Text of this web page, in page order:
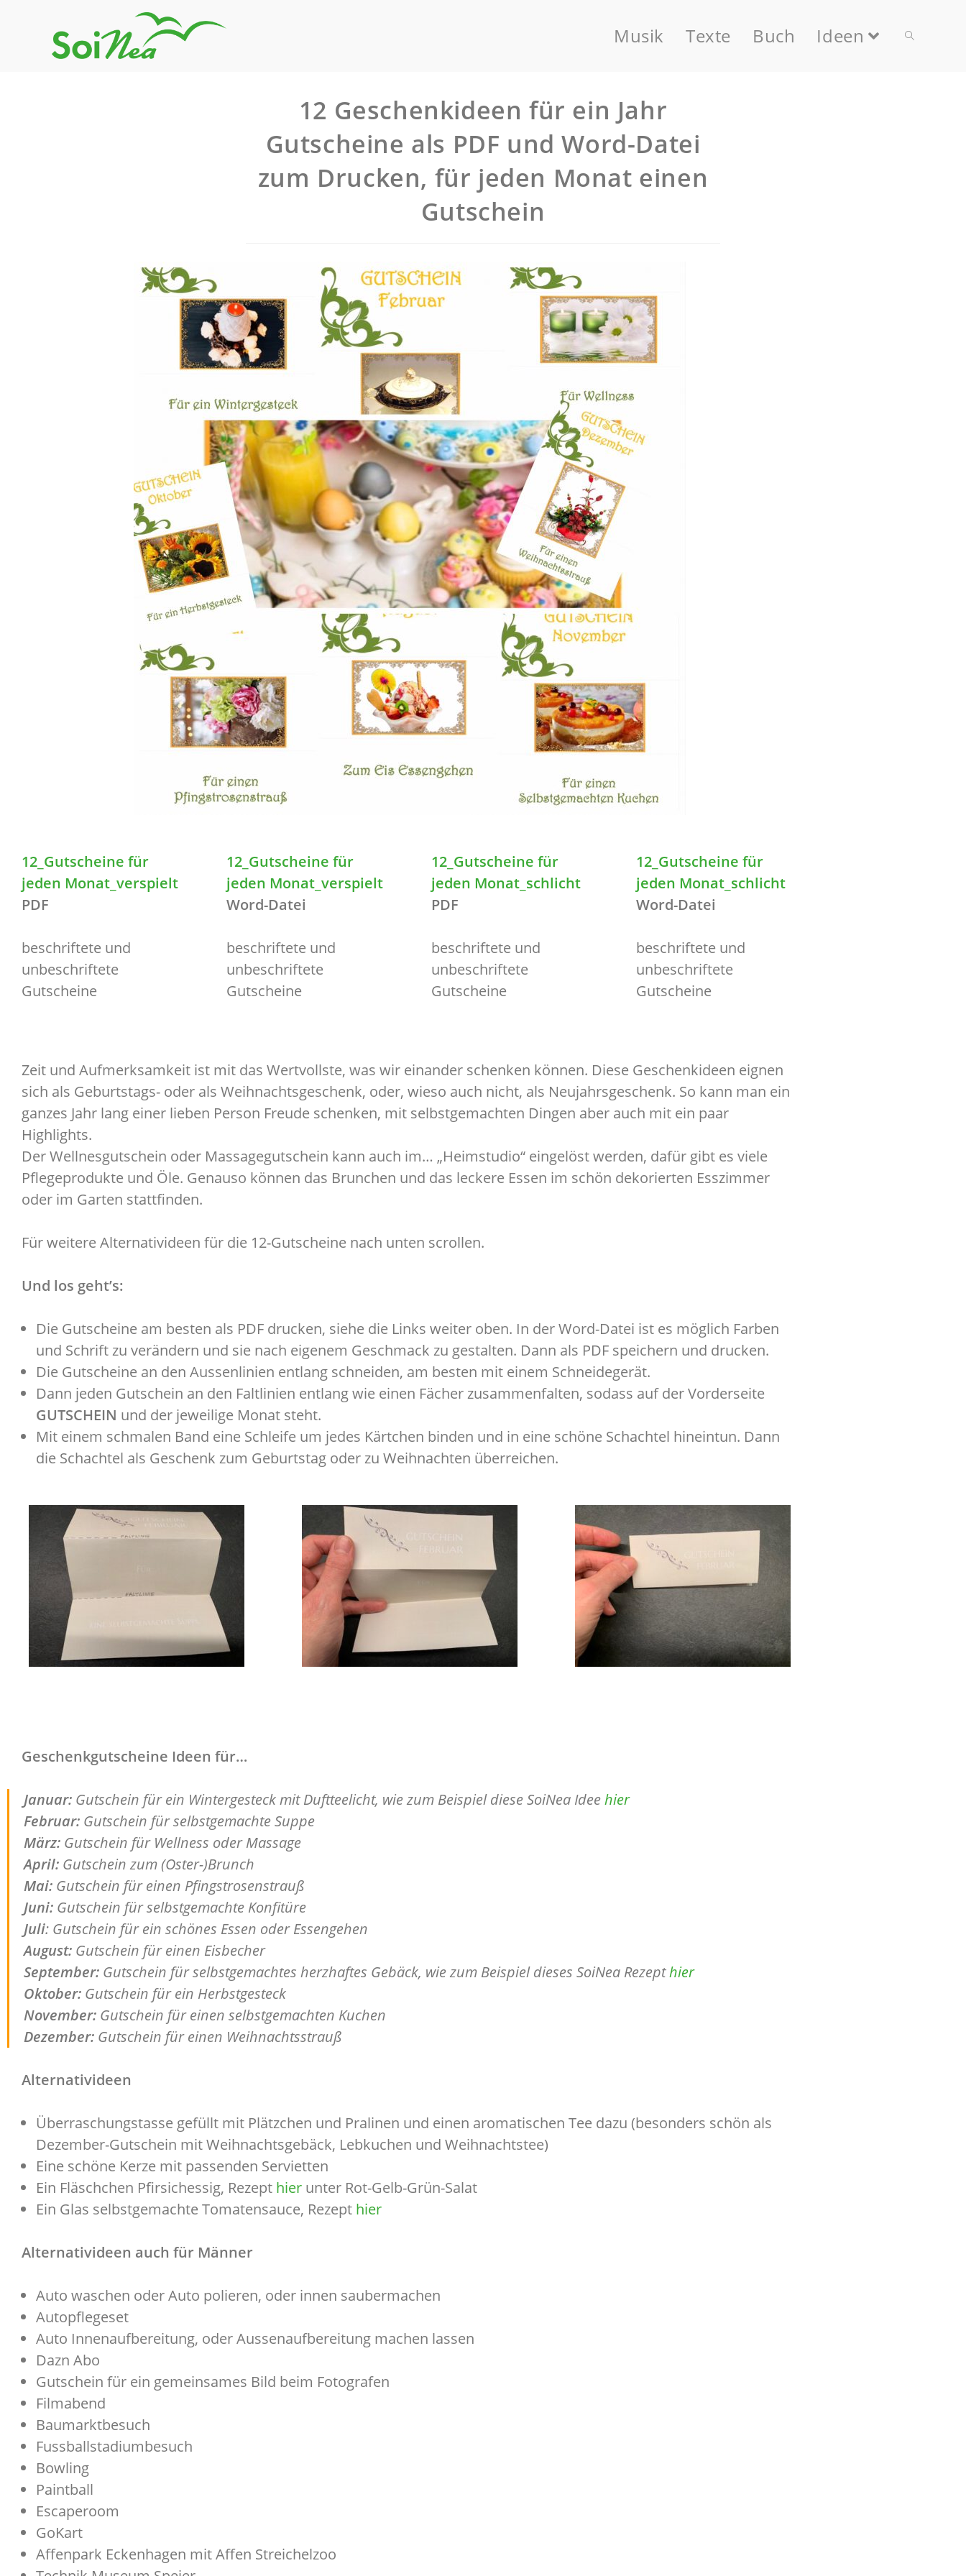
Musik Texte Buch Ideen
12 Geschenkideen für ein Jahr
Gutscheine als PDF und Word-Datei
zum Drucken, für jeden Monat einen
Gutschein
12_Gutscheine für
jeden Monat_verspielt
PDF
beschriftete und
unbeschriftete
Gutscheine
12_Gutscheine für
jeden Monat_verspielt
Word-Datei
beschriftete und
unbeschriftete
Gutscheine
12_Gutscheine für
jeden Monat_schlicht
PDF
beschriftete und
unbeschriftete
Gutscheine
12_Gutscheine für
jeden Monat_schlicht
Word-Datei
beschriftete und
unbeschriftete
Gutscheine
Zeit und Aufmerksamkeit ist mit das Wertvollste, was wir einander schenken können. Diese Geschenkideen eignen
sich als Geburtstags- oder als Weihnachtsgeschenk, oder, wieso auch nicht, als Neujahrsgeschenk. So kann man ein
ganzes Jahr lang einer lieben Person Freude schenken, mit selbstgemachten Dingen aber auch mit ein paar
Highlights.
Der Wellnesgutschein oder Massagegutschein kann auch im… „Heimstudio“ eingelöst werden, dafür gibt es viele
Pflegeprodukte und Öle. Genauso können das Brunchen und das leckere Essen im schön dekorierten Esszimmer
oder im Garten stattfinden.
Für weitere Alternativideen für die 12-Gutscheine nach unten scrollen.
Und los geht’s:
Die Gutscheine am besten als PDF drucken, siehe die Links weiter oben. In der Word-Datei ist es möglich Farben
und Schrift zu verändern und sie nach eigenem Geschmack zu gestalten. Dann als PDF speichern und drucken.
Die Gutscheine an den Aussenlinien entlang schneiden, am besten mit einem Schneidegerät.
Dann jeden Gutschein an den Faltlinien entlang wie einen Fächer zusammenfalten, sodass auf der Vorderseite
GUTSCHEIN und der jeweilige Monat steht.
Mit einem schmalen Band eine Schleife um jedes Kärtchen binden und in eine schöne Schachtel hineintun. Dann
die Schachtel als Geschenk zum Geburtstag oder zu Weihnachten überreichen.
Geschenkgutscheine Ideen für…
Januar: Gutschein für ein Wintergesteck mit Duftteelicht, wie zum Beispiel diese SoiNea Ideehier
Februar: Gutschein für selbstgemachte Suppe
März: Gutschein für Wellness oder Massage
April: Gutschein zum (Oster-)Brunch
Mai: Gutschein für einen Pfingstrosenstrauß
Juni: Gutschein für selbstgemachte Konfitüre
Juli: Gutschein für ein schönes Essen oder Essengehen
August: Gutschein für einen Eisbecher
September: Gutschein für selbstgemachtes herzhaftes Gebäck, wie zum Beispiel dieses SoiNea Rezepthier
Oktober: Gutschein für ein Herbstgesteck
November: Gutschein für einen selbstgemachten Kuchen
Dezember: Gutschein für einen Weihnachtsstrauß
Alternativideen
Überraschungstasse gefüllt mit Plätzchen und Pralinen und einen aromatischen Tee dazu (besonders schön als
Dezember-Gutschein mit Weihnachtsgebäck, Lebkuchen und Weihnachtstee)
Eine schöne Kerze mit passenden Servietten
Ein Fläschchen Pfirsichessig, Rezept hier unter Rot-Gelb-Grün-Salat
Ein Glas selbstgemachte Tomatensauce, Rezept hier
Alternativideen auch für Männer
Auto waschen oder Auto polieren, oder innen saubermachen
Autopflegeset
Auto Innenaufbereitung, oder Aussenaufbereitung machen lassen
Dazn Abo
Gutschein für ein gemeinsames Bild beim Fotografen
Filmabend
Baumarktbesuch
Fussballstadiumbesuch
Bowling
Paintball
Escaperoom
GoKart
Affenpark Eckenhagen mit Affen Streichelzoo